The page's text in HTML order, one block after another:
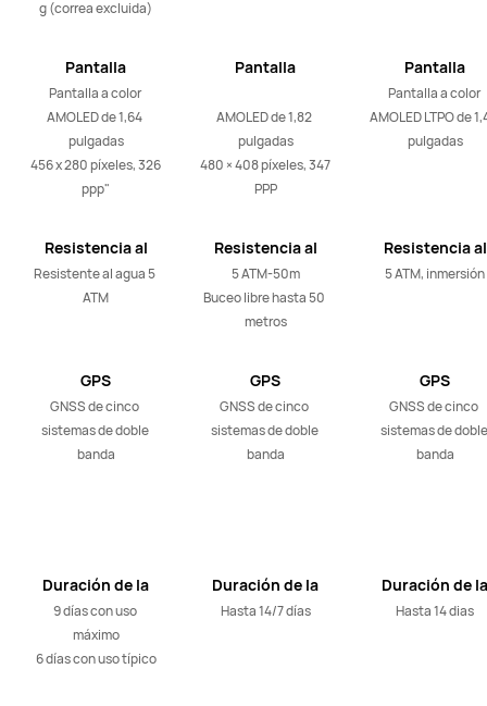
g (correa excluida)
Pantalla
Pantalla a color
AMOLED de 1,64
pulgadas
456 x 280 píxeles, 326
ppp"
Resistencia al
agua
Resistente al agua 5
ATM
GPS
GNSS de cinco
sistemas de doble
banda
Duración de la
batería
9 días con uso
máximo
6 días con uso típico
Pantalla
AMOLED de 1,82
pulgadas
480 × 408 píxeles, 347
PPP
Resistencia al
agua
5 ATM-50m
Buceo libre hasta 50
metros
GPS
GNSS de cinco
sistemas de doble
banda
Duración de la
batería
Hasta 14/7 días
Pantalla
Pantalla a color
AMOLED LTPO de
pulgadas
Resistencia al
agua
5 ATM, inmersión
GPS
GNSS de cinco
sistemas de doble
banda
Duración de la
batería
Hasta 14 dias